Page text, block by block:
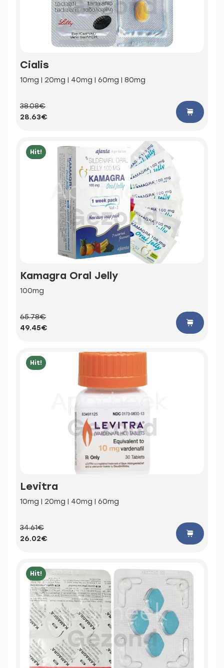
Cialis
10mg | 20mg | 40mg | 60mg | 80mg
38.08€
28.63€
Hit!
Kamagra Oral Jelly
100mg
65.78€
49.45€
Hit!
Levitra
10mg | 20mg | 40mg | 60mg
34.61€
26.02€
Hit!